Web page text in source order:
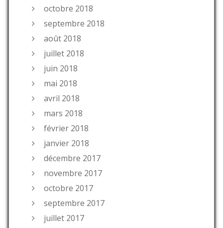
octobre 2018
septembre 2018
août 2018
juillet 2018
juin 2018
mai 2018
avril 2018
mars 2018
février 2018
janvier 2018
décembre 2017
novembre 2017
octobre 2017
septembre 2017
juillet 2017